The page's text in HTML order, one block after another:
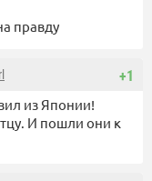
правду
+1
из Японии!
И пошли они к